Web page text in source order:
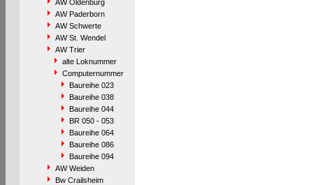
AW Oldenburg
AW Paderborn
AW Schwerte
AW St. Wendel
AW Trier
alte Loknummer
Computernummer
Baureihe 023
Baureihe 038
Baureihe 044
BR 050 - 053
Baureihe 064
Baureihe 086
Baureihe 094
AW Weiden
Bw Crailsheim